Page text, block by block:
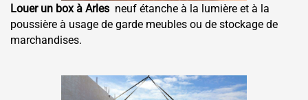
Louer un box à Arles neuf étanche à la lumière et à la
poussière à usage de garde meubles ou de stockage de
marchandises.